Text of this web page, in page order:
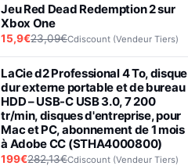
Jeu Red Dead Redemption 2 sur
Xbox One
15,9€23,09€Cdiscount (Vendeur Tiers)
LaCie d2 Professional 4 To, disque
dur externe portable et de bureau
HDD – USB-C USB 3.0, 7 200
tr/min, disques d'entreprise, pour
Mac et PC, abonnement de 1 mois
à Adobe CC (STHA4000800)
199€282,13€Cdiscount (Vendeur Tiers)